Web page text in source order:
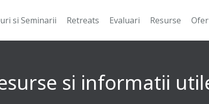
si Seminarii Retreats Evaluari Resurse
si informatii